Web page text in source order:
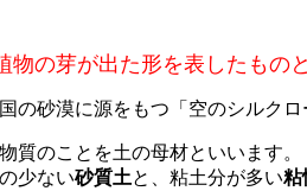
物の芽が出た形を表したもの
の砂漠に源をもつ「空のシルク
質のことを土の母材といいます。
少ない砂質土と、粘土分が多い粘